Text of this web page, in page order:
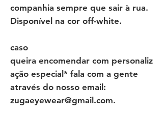
companhia sempre que sair à rua.
Disponível na cor off-white.
caso
queira encomendar com personaliz
ação especial* fala com a gente
através do nosso email:
zugaeyewear@gmail.com.